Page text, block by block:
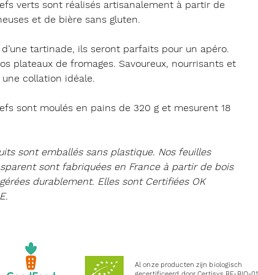
verts sont réalisés artisanalementà partir de
et de bière sans gluten.
tartinade, ils seront parfaits pour un apéro.
plateaux de fromages. Savoureux, nourrisants et
collation idéale.
sont moulés en pains de 320 g et mesurent 18
sont emballés sans plastique. Nos feuilles
sont fabriquées en France à partir de bois
durablement. Elles sont Certifiées OK
.
Al onze producten zijn biologisch